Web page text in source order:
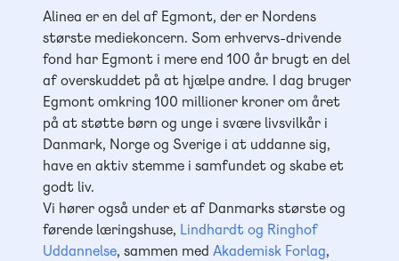
Alinea er en del af Egmont, der er Nordens
største mediekoncern. Som erhvervs-drivende
fond har Egmont i mere end 100 år brugt en del
af overskuddet på at hjælpe andre. I dag bruger
Egmont omkring 100 millioner kroner om året
på at støtte børn og unge i svære livsvilkår i
Danmark, Norge og Sverige i at uddanne sig,
have en aktiv stemme i samfundet og skabe et
godt liv.
Vi hører også under et af Danmarks største og
førende læringshuse, Lindhardt og Ringhof
Uddannelse, sammen med Akademisk Forlag,